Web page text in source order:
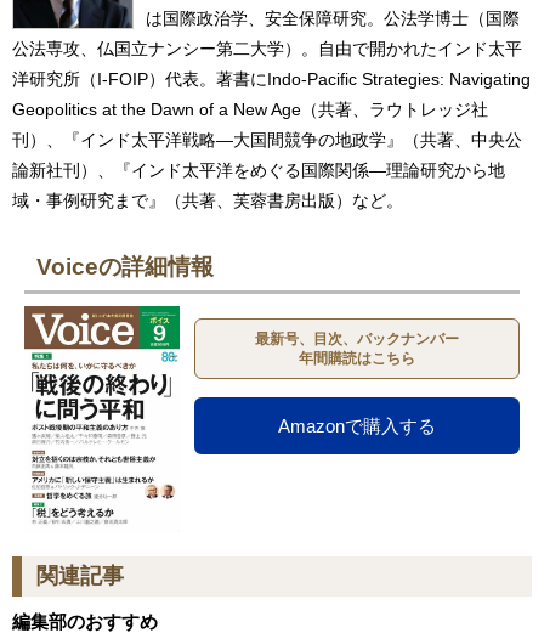
は国際政治学、安全保障研究。公法学博士（国際
公法専攻、仏国立ナンシー第二大学）。自由で開かれたインド太平
洋研究所（I-FOIP）代表。著書にIndo-Pacific Strategies: Navigating
Geopolitics at the Dawn of a New Age（共著、ラウトレッジ社
刊）、『インド太平洋戦略—大国間競争の地政学』（共著、中央公
論新社刊）、『インド太平洋をめぐる国際関係—理論研究から地
域・事例研究まで』（共著、芙蓉書房出版）など。
Voiceの詳細情報
最新号、目次、バックナンバー
年間購読はこちら
Amazonで購入する
関連記事
編集部のおすすめ